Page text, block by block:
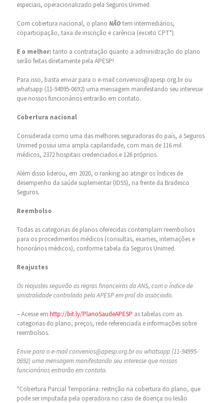
especiais, operacionalizado pela Seguros Unimed.
Com cobertura nacional, o plano NÃOtem intermediários,
coparticipação, taxa de inscrição e carência (exceto CPT*).
E o melhor: tanto a contratação quanto a administração do plano
serão feitas diretamente pela APESP!
Para isso, basta enviar para o e-mail convenios@apesp.org.br ou
whatsapp (11-94995-0692) uma mensagem manifestando seu interesse
que nossos funcionários entrarão em contato.
Cobertura nacional
Considerada como uma das melhores seguradoras do país, a Seguros
Unimed possui uma ampla capilaridade, com mais de 116 mil
médicos, 2372 hospitais credenciados e 126 próprios.
Além disso liderou, em 2020, o ranking ao atingir os índices de
desempenho da saúde suplementar (IDSS), na frente da Bradesco
Seguros.
Reembolso
Todas as categorias de planos oferecidas contemplam reembolsos
para os procedimentos médicos (consultas, exames, internações e
honorários médicos), conforme tabela da Seguros Unimed.
Reajustes
Os reajustes seguirão as regras financeiras da ANS, com o índice de
sinistralidade controlado pela APESP em prol do associado.
– Acesse em http://bit.ly/PlanoSaudeAPESP as tabelas com as
categorias do plano, preços, rede referenciada e informações sobre
reembolsos.
Envie para o e-mail convenios@apesp.org.br ou whatsapp (11-94995-
0692) uma mensagem manifestando seu interesse que nossos
funcionários entrarão em contato.
*Cobertura Parcial Temporária: restrição na cobertura do plano, que
pode ser imputada pela operadora no caso de doença ou lesão